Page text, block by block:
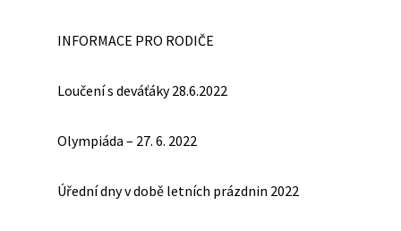
INFORMACE PRO RODIČE
Loučení s deváťáky 28.6.2022
Olympiáda – 27. 6. 2022
Úřední dny v době letních prázdnin 2022